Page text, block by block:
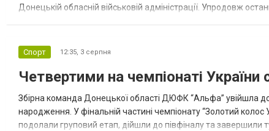
Донецькій обласній військовій адміністрації. Упродовж
Спорт 12:35, 3 серпня
Четвертими на чемпіонаті
Збірна команда Донецької області ДЮФК “Альфа” увійшла
народження. У фінальній частині чемпіонату “Золотий
подолали груповий етап, дійшли до півфіналу та завершили